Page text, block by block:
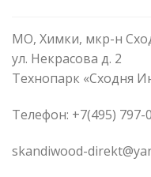
МО, Химки, мкр-н
ул. Некрасова д. 2
Технопарк «Сходня
Телефон: +7(495) 797-
skandiwood-